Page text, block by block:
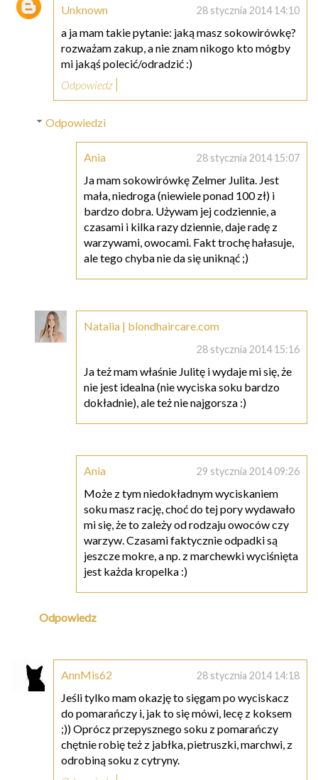
Unknown 28 stycznia 2014 14:10
a ja mam takie pytanie: jaką masz sokowirówkę?
rozważam zakup, a nie znam nikogo kto mógby
mi jakąś polecić/odradzić :)
Odpowiedz
Odpowiedzi
Ania 28 stycznia 2014 15:07
Ja mam sokowirówkę Zelmer Julita. Jest
mała, niedroga (niewiele ponad 100 zł) i
bardzo dobra. Używam jej codziennie, a
czasami i kilka razy dziennie, daje radę z
warzywami, owocami. Fakt trochę hałasuje,
ale tego chyba nie da się uniknąć ;)
Natalia | blondhaircare.com
28 stycznia 2014 15:16
Ja też mam właśnie Julitę i wydaje mi się, że
nie jest idealna (nie wyciska soku bardzo
dokładnie), ale też nie najgorsza :)
Ania 29 stycznia 2014 09:26
Może z tym niedokładnym wyciskaniem
soku masz rację, choć do tej pory wydawało
mi się, że to zależy od rodzaju owoców czy
warzyw. Czasami faktycznie odpadki są
jeszcze mokre, a np. z marchewki wyciśnięta
jest każda kropelka :)
Odpowiedz
AnnMis62 28 stycznia 2014 14:18
Jeśli tylko mam okazję to sięgam po wyciskacz
do pomarańczy i, jak to się mówi, lecę z koksem
;)) Oprócz przepysznego soku z pomarańczy
chętnie robię też z jabłka, pietruszki, marchwi, z
odrobiną soku z cytryny.